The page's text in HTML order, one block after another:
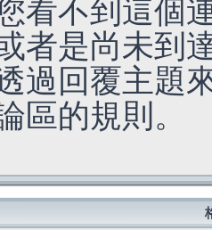
看不到這個
者是尚未到
過回覆主題
區的規則。